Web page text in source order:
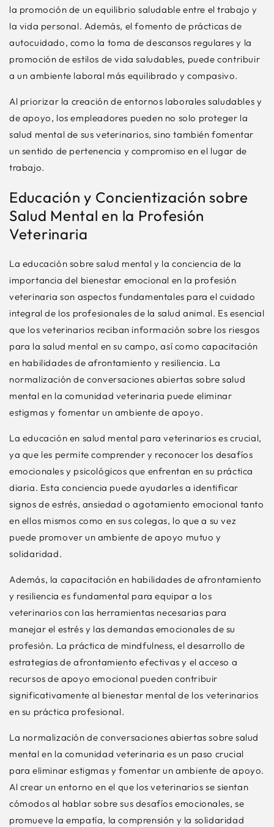
la promoción de un equilibrio saludable entre el trabajo y
la vida personal. Además, el fomento de prácticas de
autocuidado, como la toma de descansos regulares y la
promoción de estilos de vida saludables, puede contribuir
a un ambiente laboral más equilibrado y compasivo.
Al priorizar la creación de entornos laborales saludables y
de apoyo, los empleadores pueden no solo proteger la
salud mental de sus veterinarios, sino también fomentar
un sentido de pertenencia y compromiso en el lugar de
trabajo.
Educación y Concientización sobre
Salud Mental en la Profesión
Veterinaria
La educación sobre salud mental y la conciencia de la
importancia del bienestar emocional en la profesión
veterinaria son aspectos fundamentales para el cuidado
integral de los profesionales de la salud animal. Es esencial
que los veterinarios reciban información sobre los riesgos
para la salud mental en su campo, así como capacitación
en habilidades de afrontamiento y resiliencia. La
normalización de conversaciones abiertas sobre salud
mental en la comunidad veterinaria puede eliminar
estigmas y fomentar un ambiente de apoyo.
La educación en salud mental para veterinarios es crucial,
ya que les permite comprender y reconocer los desafíos
emocionales y psicológicos que enfrentan en su práctica
diaria. Esta conciencia puede ayudarles a identificar
signos de estrés, ansiedad o agotamiento emocional tanto
en ellos mismos como en sus colegas, lo que a su vez
puede promover un ambiente de apoyo mutuo y
solidaridad.
Además, la capacitación en habilidades de afrontamiento
y resiliencia es fundamental para equipar a los
veterinarios con las herramientas necesarias para
manejar el estrés y las demandas emocionales de su
profesión. La práctica de mindfulness, el desarrollo de
estrategias de afrontamiento efectivas y el acceso a
recursos de apoyo emocional pueden contribuir
significativamente al bienestar mental de los veterinarios
en su práctica profesional.
La normalización de conversaciones abiertas sobre salud
mental en la comunidad veterinaria es un paso crucial
para eliminar estigmas y fomentar un ambiente de apoyo.
Al crear un entorno en el que los veterinarios se sientan
cómodos al hablar sobre sus desafíos emocionales, se
promueve la empatía, la comprensión y la solidaridad